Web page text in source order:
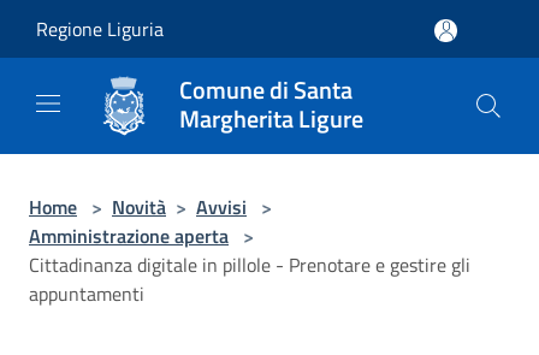
Regione Liguria
Comune di Santa
Margherita Ligure
Home > Novità > Avvisi >
Amministrazione aperta >
Cittadinanza digitale in pillole - Prenotare e gestire gli
appuntamenti